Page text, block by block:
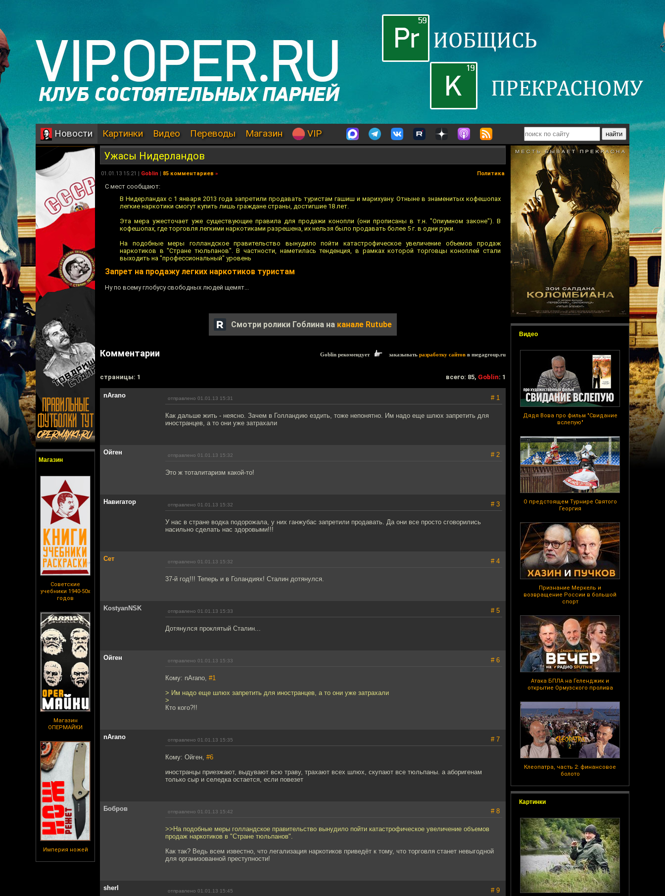
Новости Картинки Видео Переводы Магазин VIP
Магазин
Советские
учебники 1940-50х
годов
Магазин
ОПЕРМАЙКИ
Империя ножей
Видео
Дядя Вова про фильм "Свидание
вслепую"
О предстоящем Турнире Святого
Георгия
Признание Меркель и
возвращение России в большой
спорт
Атака БПЛА на Геленджик и
открытие Ормузского пролива
Клеопатра, часть 2: финансовое
болото
Картинки
Ужасы Нидерландов
01.01.13 15:21 | Goblin | 85 комментариев » Политика
C мест сообщают:
В Нидерландах с 1 января 2013 года запретили продавать туристам гашиш и марихуану. Отныне в знаменитых кофешопах
легкие наркотики смогут купить лишь граждане страны, достигшие 18 лет.
Эта мера ужесточает уже существующие правила для продажи конопли (они прописаны в т.н. "Опиумном законе"). В
кофешопах, где торговля легкими наркотиками разрешена, их нельзя было продавать более 5 г. в одни руки.
На подобные меры голландское правительство вынудило пойти катастрофическое увеличение объемов продаж
наркотиков в "Стране тюльпанов". В частности, наметилась тенденция, в рамках которой торговцы коноплей стали
выходить на "профессиональный" уровень
Запрет на продажу легких наркотиков туристам
Ну по всему глобусу свободных людей щемят...
Смотри ролики Гоблина на канале Rutube
Комментарии Goblin рекомендует заказывать разработку сайтов в megagroup.ru
cтраницы: 1 всего: 85, Goblin: 1
nArano отправлено 01.01.13 15:31 # 1
Как дальше жить - неясно. Зачем в Голландию ездить, тоже непонятно. Им надо еще шлюх запретить для
иностранцев, а то они уже затрахали
Ойген отправлено 01.01.13 15:32 # 2
Это ж тоталитаризм какой-то!
Навигатор отправлено 01.01.13 15:32 # 3
У нас в стране водка подорожала, у них ганжубас запретили продавать. Да они все просто сговорились
насильно сделать нас здоровыми!!!
Сет отправлено 01.01.13 15:32 # 4
37-й год!!! Теперь и в Голандиях! Сталин дотянулся.
KostyanNSK отправлено 01.01.13 15:33 # 5
Дотянулся проклятый Сталин...
Ойген отправлено 01.01.13 15:33 # 6
Кому: nArano, #1
> Им надо еще шлюх запретить для иностранцев, а то они уже затрахали
>
Кто кого?!!
nArano отправлено 01.01.13 15:35 # 7
Кому: Ойген, #6
иностранцы приезжают, выдувают всю траву, трахают всех шлюх, скупают все тюльпаны. а аборигенам
только сыр и селедка остается, если повезет
Бобров отправлено 01.01.13 15:42 # 8
>>На подобные меры голландское правительство вынудило пойти катастрофическое увеличение объемов
продаж наркотиков в "Стране тюльпанов".
Как так? Ведь всем известно, что легализация наркотиков приведёт к тому, что торговля станет невыгодной
для организованной преступности!
sherl отправлено 01.01.13 15:45 # 9